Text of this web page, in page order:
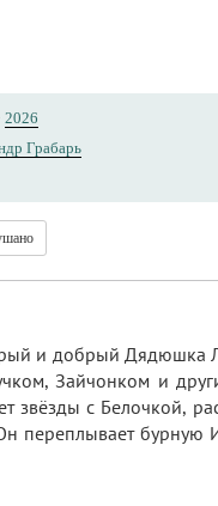
2026
Грабарь
и добрый Дядюшка
Зайчонком и
звёзды с Белочкой,
переплывает бурную